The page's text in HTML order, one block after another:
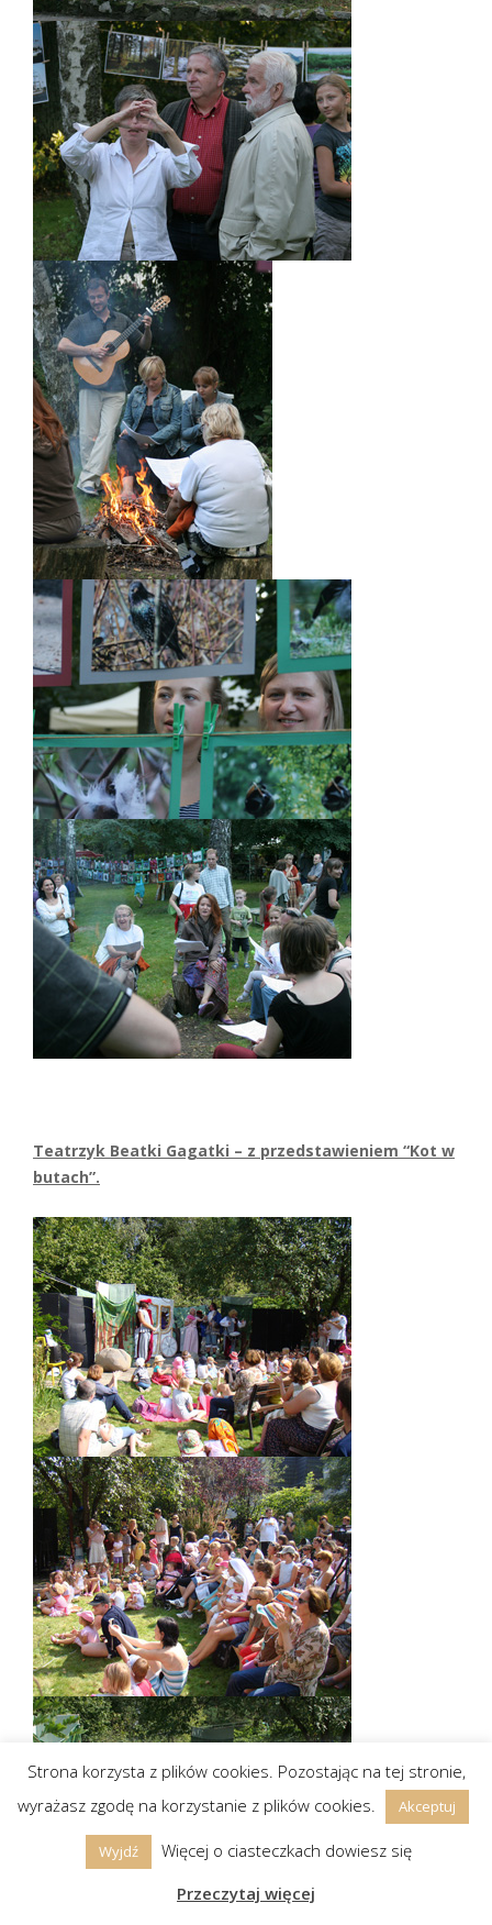
Teatrzyk Beatki Gagatki – z przedstawieniem “Kot w
butach”.
Strona korzysta z plików cookies. Pozostając na tej stronie,
wyrażasz zgodę na korzystanie z plików cookies.
Akceptuj
Wyjdź
Więcej o ciasteczkach dowiesz się
Przeczytaj więcej